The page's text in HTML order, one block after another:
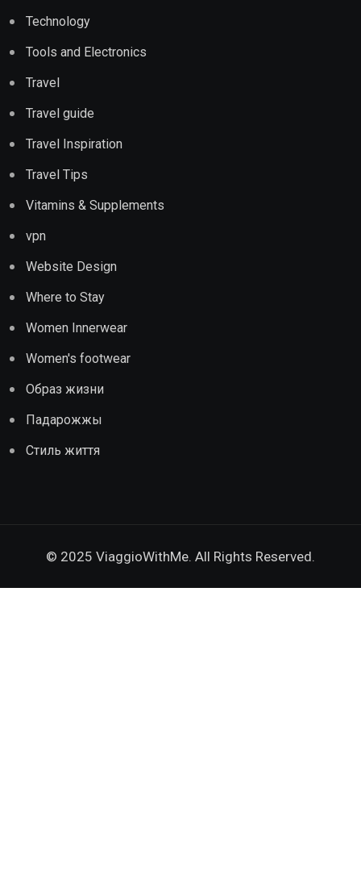
Technology
Tools and Electronics
Travel
Travel guide
Travel Inspiration
Travel Tips
Vitamins & Supplements
vpn
Website Design
Where to Stay
Women Innerwear
Women's footwear
Образ жизни
Падарожжы
Стиль життя
© 2025 ViaggioWithMe. All Rights Reserved.